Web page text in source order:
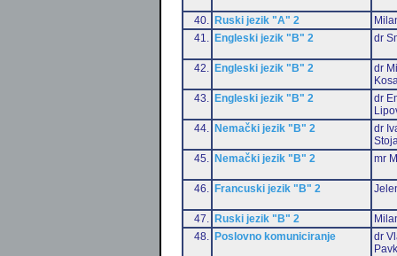
40. Ruski jezik "A" 2
41.
Engleski jezik "B" 2 dr
42. Engleski jezik "B" 2
dr
43.
Engleski jezik "B" 2
dr
44.
Nemački jezik "B" 2
dr
45.
Nemački jezik "B" 2 mr
46. Francuski jezik "B" 2
47. Ruski jezik "B" 2
48.
Poslovno komuniciranje
dr